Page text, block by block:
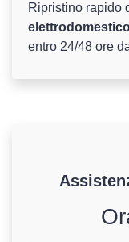
Ripristino rapido
entro 24/48 ore